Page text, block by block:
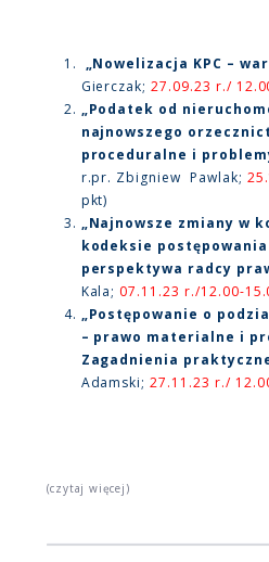
„Nowelizacja KPC –
Gierczak;27.09.23 r./
„Podatek od
najnowszego
proceduralne i
r.pr. Zbigniew Pawlak;
pkt)
„Najnowsze zmiany w
kodeksie
perspektywa radcy
Kala; 07.11.23 r./12.00-
„Postępowanie o
– prawo materialne i
Zagadnienia
Adamski;27.11.23 r./
(czytaj więcej)